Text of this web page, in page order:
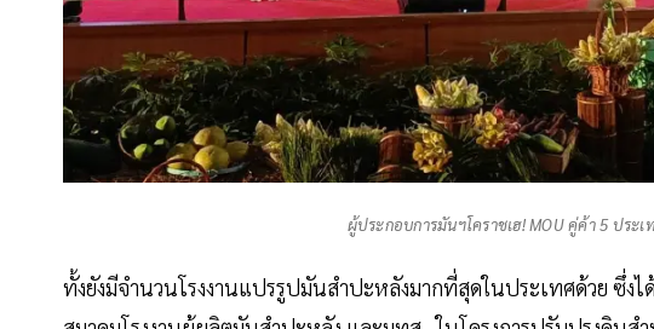
ผู้ประกอบการมันฯโคราชเฮ! MOU คู่ค้า 5 ประ
ทั้งยังมีจำนวนโรงงานแปรรูปมันสำปะหลังมากที่สุดในประเทศด้วย ซึ่งไ